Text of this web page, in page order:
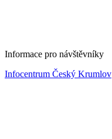
Informace pro návštěvníky
Infocentrum Český Krumlov